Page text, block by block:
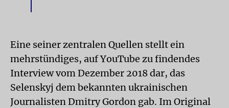
Eine seiner zentralen Quellen stellt ein
mehrstündiges, auf YouTube zu findendes
Interview vom Dezember 2018 dar, das
Selenskyj dem bekannten ukrainischen
Journalisten Dmitry Gordon gab. Im Original